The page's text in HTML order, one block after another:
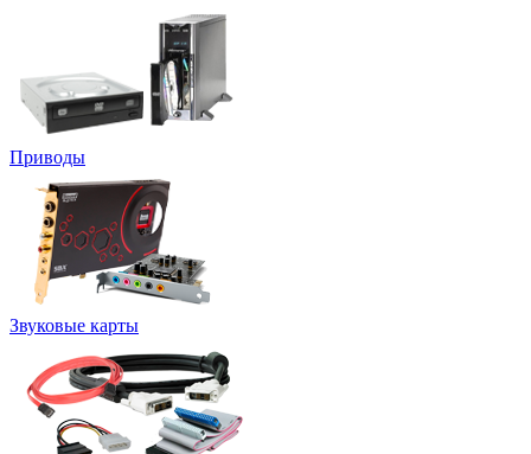
Приводы
Звуковые карты